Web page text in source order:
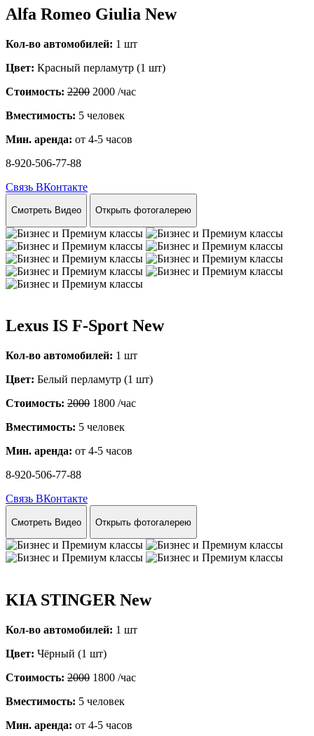
Alfa Romeo Giulia New
Кол-во автомобилей: 1 шт
Цвет: Красный перламутр (1 шт)
Стоимость: 2200 2000 /час
Вместимость: 5 человек
Мин. аренда: от 4-5 часов
8-920-506-77-88
Связь ВКонтакте
Смотреть Видео Открыть фотогалерею
Lexus IS F-Sport New
Кол-во автомобилей: 1 шт
Цвет: Белый перламутр (1 шт)
Стоимость: 2000 1800 /час
Вместимость: 5 человек
Мин. аренда: от 4-5 часов
8-920-506-77-88
Связь ВКонтакте
Смотреть Видео Открыть фотогалерею
KIA STINGER New
Кол-во автомобилей: 1 шт
Цвет: Чёрный (1 шт)
Стоимость: 2000 1800 /час
Вместимость: 5 человек
Мин. аренда: от 4-5 часов